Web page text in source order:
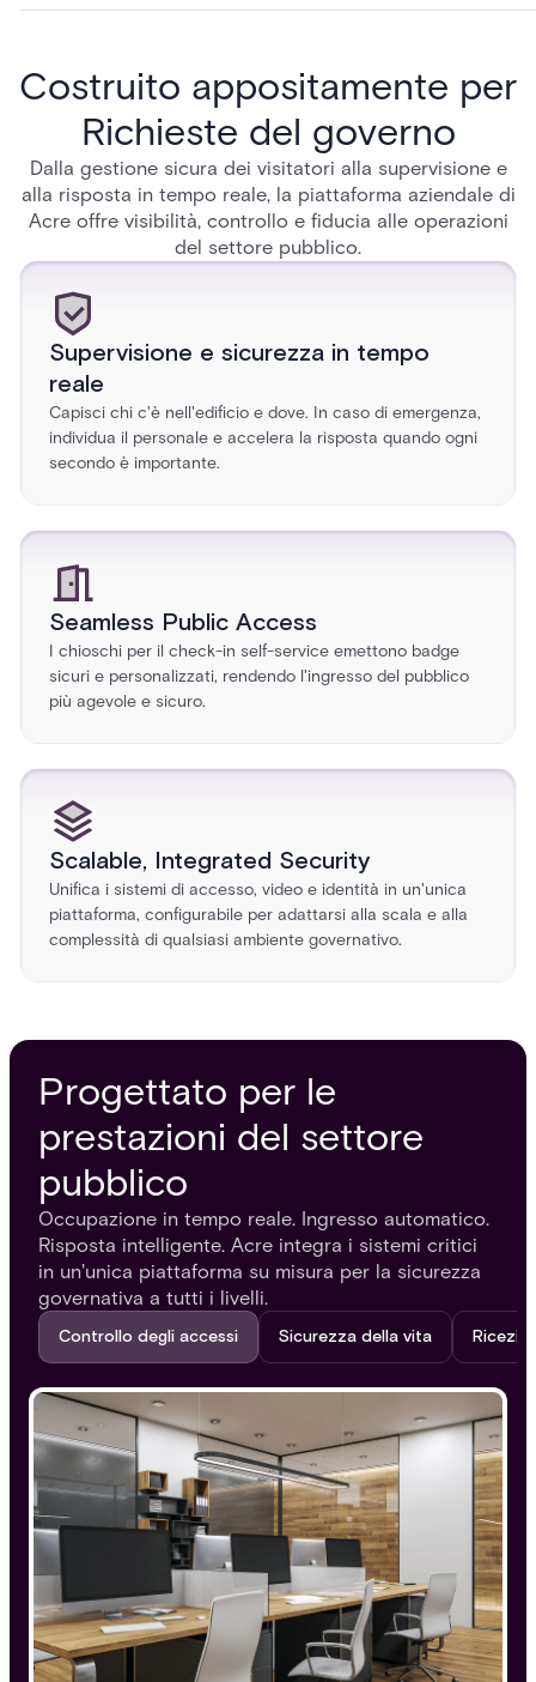
Costruito appositamente per
Richieste del governo
Dalla gestione sicura dei visitatori alla supervisione e
alla risposta in tempo reale, la piattaforma aziendale di
Acre offre visibilità, controllo e fiducia alle operazioni
del settore pubblico.
Supervisione e sicurezza in tempo
reale
Capisci chi c'è nell'edificio e dove. In caso di emergenza,
individua il personale e accelera la risposta quando ogni
secondo è importante.
Seamless Public Access
I chioschi per il check-in self-service emettono badge
sicuri e personalizzati, rendendo l'ingresso del pubblico
più agevole e sicuro.
Scalable, Integrated Security
Unifica i sistemi di accesso, video e identità in un'unica
piattaforma, configurabile per adattarsi alla scala e alla
complessità di qualsiasi ambiente governativo.
Progettato per le
prestazioni del settore
pubblico
Occupazione in tempo reale. Ingresso automatico.
Risposta intelligente. Acre integra i sistemi critici
in un'unica piattaforma su misura per la sicurezza
governativa a tutti i livelli.
Controllo degli accessi Sicurezza della vita